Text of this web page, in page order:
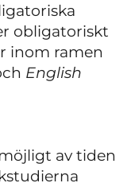
obligatoriskt
inom ramen
English
av tiden